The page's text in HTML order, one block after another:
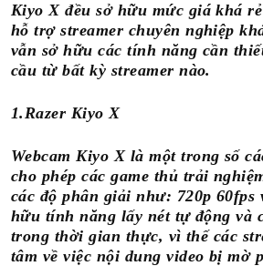
Kiyo X đều sở hữu mức giá khá
hỗ trợ streamer chuyên nghiệp
vẫn sở hữu các tính năng cần
cầu từ bất kỳ streamer nào.
1.Razer Kiyo X
Webcam Kiyo X là một trong số
cho phép các game thủ trải
các độ phân giải như: 720p 60fps
hữu tính năng lấy nét tự động và
trong thời gian thực, vì thế các
tâm về việc nội dung video bị mờ